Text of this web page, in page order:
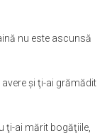
nu este ascunsă
şi ţi-ai grămădit
ţi-ai mărit bogăţiile,